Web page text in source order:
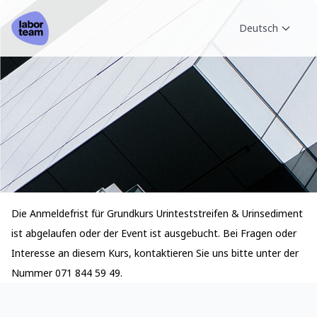
Deutsch
Die Anmeldefrist für Grundkurs Urinteststreifen & Urinsediment
ist abgelaufen oder der Event ist ausgebucht. Bei Fragen oder
Interesse an diesem Kurs, kontaktieren Sie uns bitte unter der
Nummer 071 844 59 49.